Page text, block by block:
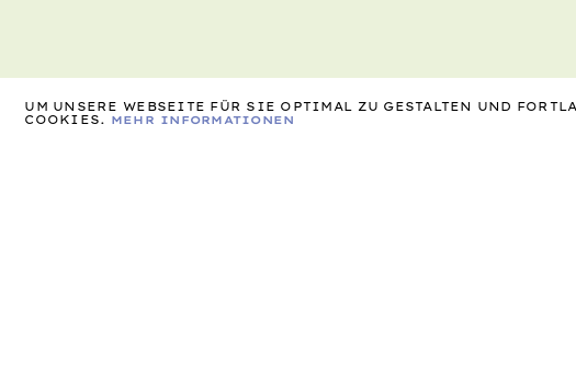
UM UNSERE WEBSEITE FÜR SIE OPTIMAL ZU GESTALTEN UND
COOKIES. MEHR INFORMATIONEN